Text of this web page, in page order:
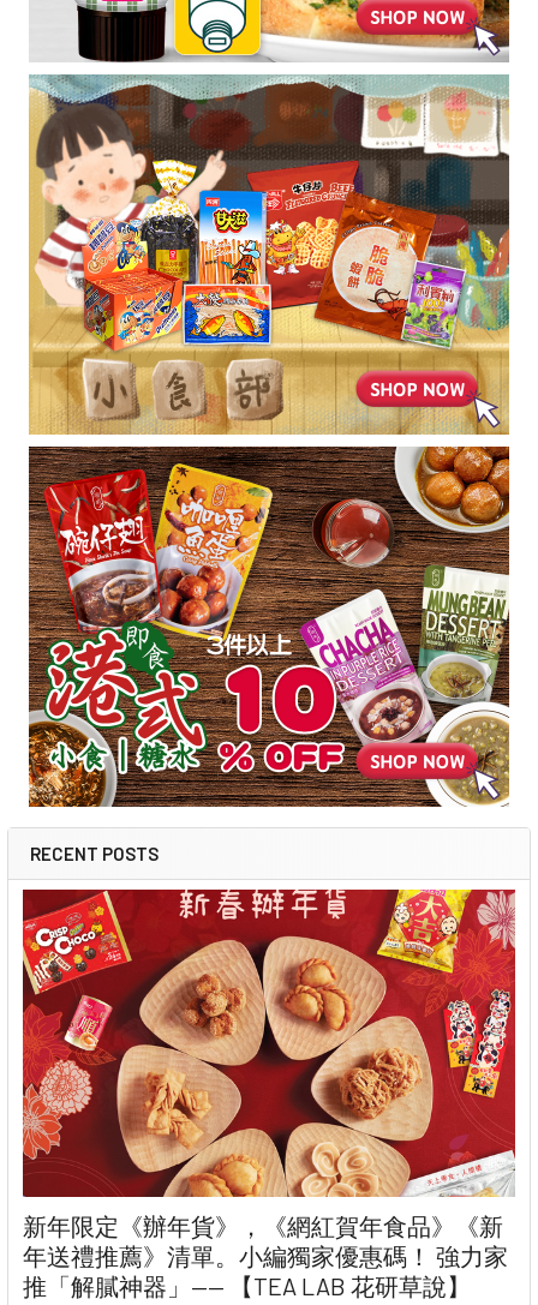
RECENT POSTS
新年限定《辦年貨》，《網紅賀年食品》《新
年送禮推薦》清單。小編獨家優惠碼！ 強力家
推「解膩神器」—— 【TEA LAB 花研草說】